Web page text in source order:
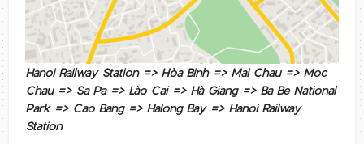
Hanoi Railway Station => Hòa Binh => Mai Chau => Moc
Chau => Sa Pa => Lào Cai => Hà Giang => Ba Be National
Park => Cao Bang => Halong Bay => Hanoi Railway
Station